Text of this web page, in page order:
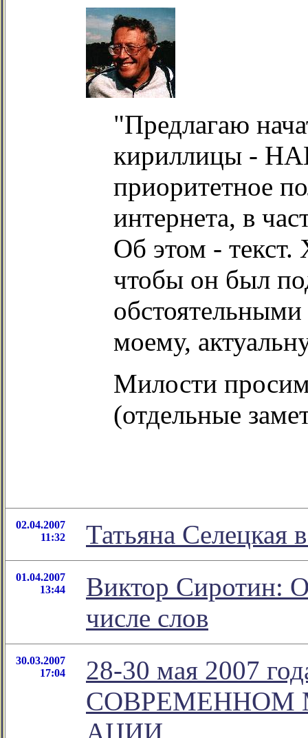
"Предлагаю
кириллицы -
приоритетное
интернета, в
Об этом - текст.
чтобы он был
моему,
Милости
(отдельные
02.04.2007
11:32
Татьяна Селецкая
01.04.2007
13:44
Виктор Сиротин: О
числе слов
30.03.2007
17:04
28-30 мая 2007
СОВРЕМЕННОМ